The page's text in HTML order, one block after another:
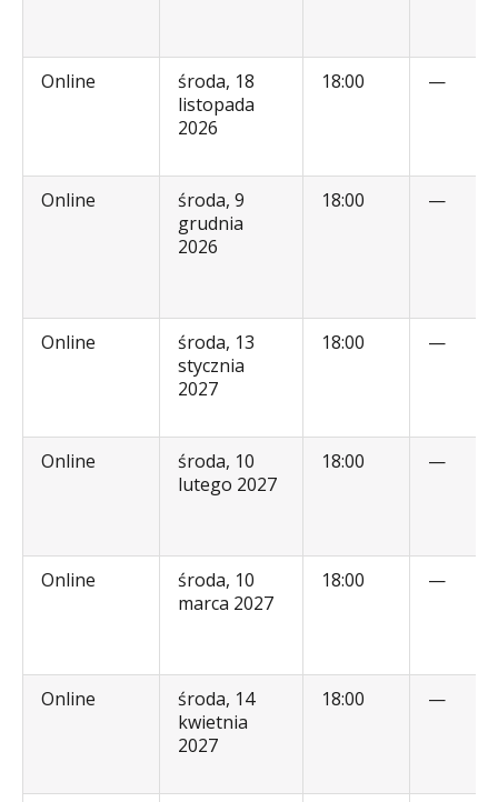
Online
środa, 18
listopada
2026
18:00 —
Online
środa, 9
grudnia
2026
18:00 —
Online
środa, 13
stycznia
2027
18:00 —
Online
środa, 10
lutego 2027
18:00 —
Online
środa, 10
marca 2027
18:00 —
Online
środa, 14
kwietnia
2027
18:00 —